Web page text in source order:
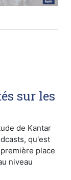
sur les
de Kantar
qu'est
place
niveau